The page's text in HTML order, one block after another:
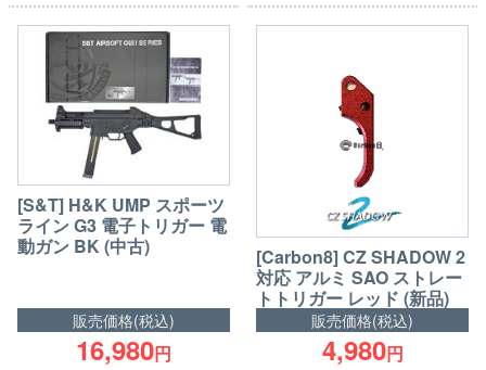
[S&T] H&K UMP スポーツ
ライン G3 電子トリガー 電
動ガン BK (中古)
販売価格(税込)
16,980円
[Carbon8] CZ SHADOW 2
対応 アルミ SAO ストレー
トトリガー レッド (新品)
販売価格(税込)
4,980円